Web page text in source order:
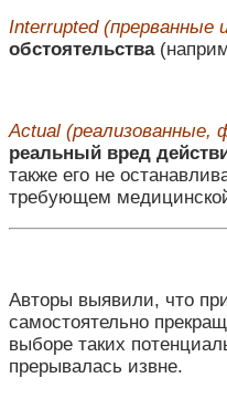
Interrupted (прерванные
обстоятельства
Actual (реализованные,
реальный вред
также его не
требующем
Авторы выявили, что
самостоятельно
выборе таких
прерывалась извне.